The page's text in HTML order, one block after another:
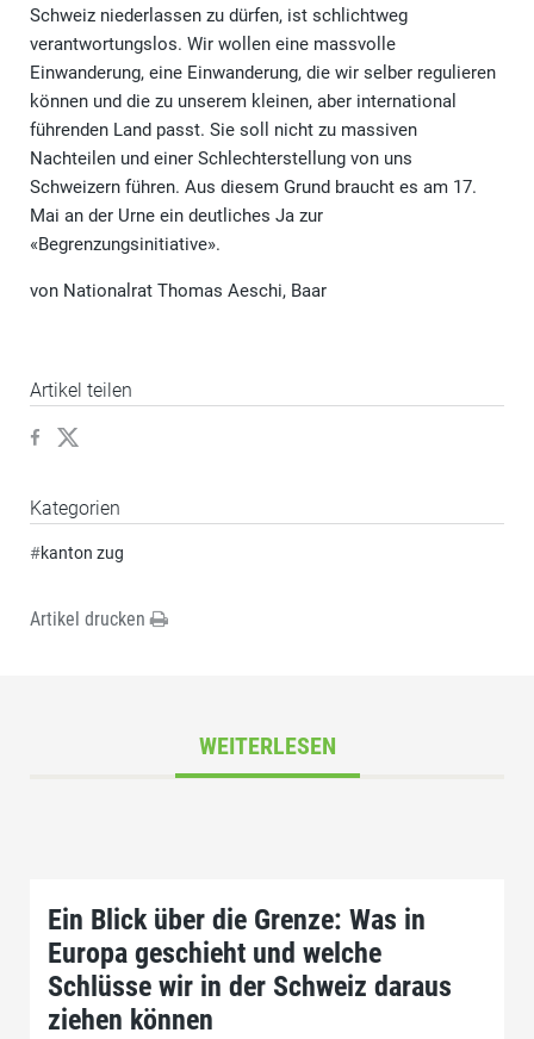
Schweiz niederlassen zu dürfen, ist schlichtweg
verantwortungslos. Wir wollen eine massvolle
Einwanderung, eine Einwanderung, die wir selber regulieren
können und die zu unserem kleinen, aber international
führenden Land passt. Sie soll nicht zu massiven
Nachteilen und einer Schlechterstellung von uns
Schweizern führen. Aus diesem Grund braucht es am 17.
Mai an der Urne ein deutliches Ja zur
«Begrenzungsinitiative».
von Nationalrat Thomas Aeschi, Baar
Artikel teilen
Kategorien
#kanton zug
Artikel drucken
WEITERLESEN
Ein Blick über die Grenze: Was in
Europa geschieht und welche
Schlüsse wir in der Schweiz daraus
ziehen können